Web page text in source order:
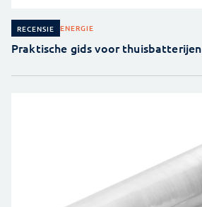
RECENSIE ENERGIE
Praktische gids voor thuisbatterijen